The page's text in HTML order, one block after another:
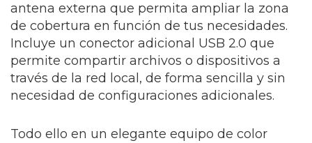
antena externa que permita ampliar la zona
de cobertura en función de tus necesidades.
Incluye un conector adicional USB 2.0 que
permite compartir archivos o dispositivos a
través de la red local, de forma sencilla y sin
necesidad de configuraciones adicionales.
Todo ello en un elegante equipo de color